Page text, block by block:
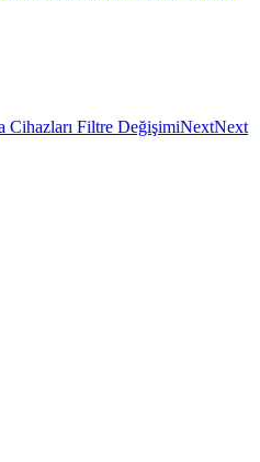
Cihazları Filtre DeğişimiNextNext